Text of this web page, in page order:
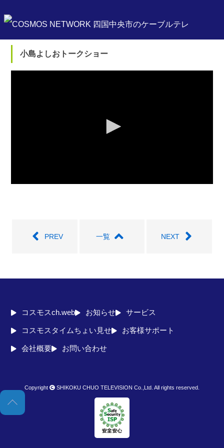
小島よしおトークショー
PREV 一覧 NEXT
コスモスch.web お知らせ サービス
コスモスタイムちょい見せ お客様サポート
会社概要 お問い合わせ
Copyright SHIKOKU CHUO TELEVISION Co.,Ltd. All rights reserved.